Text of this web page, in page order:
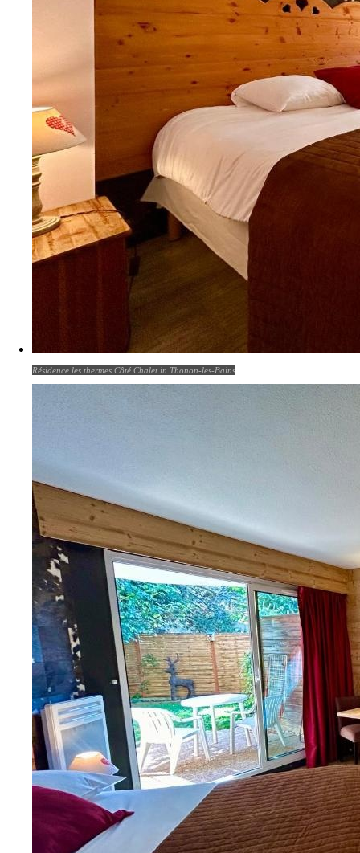
Résidence les thermes Côté Chalet in Thonon-les-Bains